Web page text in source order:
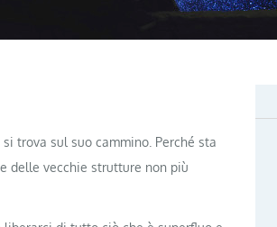
trova sul suo cammino. Perché sta
delle vecchie strutture non più